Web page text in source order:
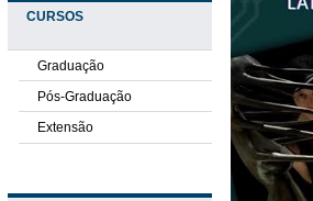
CURSOS
Graduação
Pós-Graduação
Extensão